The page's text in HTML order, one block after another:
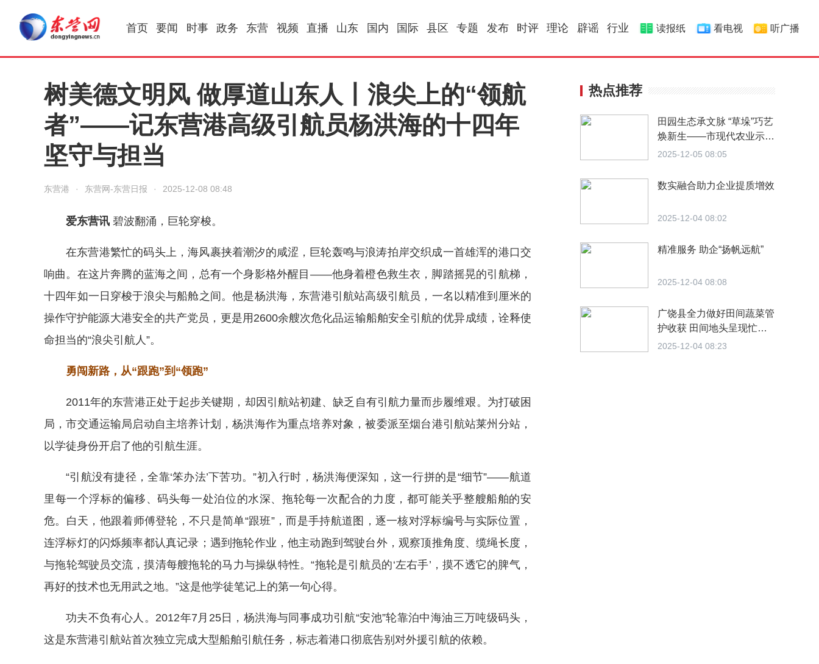
首页 要闻 时事 政务 东营 视频 直播 山东 国内 国际 县区 专题 发布 时评 理论 辟谣 行业 读报纸 看电视 听广播
树美德文明风 做厚道山东人丨浪尖上的“领航
者”——记东营港高级引航员杨洪海的十四年
坚守与担当
东营港 · 东营网-东营日报 · 2025-12-08 08:48
爱东营讯 碧波翻涌，巨轮穿梭。
在东营港繁忙的码头上，海风裹挟着潮汐的咸涩，巨轮轰鸣与浪涛拍岸交织成一首雄浑的港口交
响曲。在这片奔腾的蓝海之间，总有一个身影格外醒目——他身着橙色救生衣，脚踏摇晃的引航梯，
十四年如一日穿梭于浪尖与船舱之间。他是杨洪海，东营港引航站高级引航员，一名以精准到厘米的
操作守护能源大港安全的共产党员，更是用2600余艘次危化品运输船舶安全引航的优异成绩，诠释使
命担当的“浪尖引航人”。
勇闯新路，从“跟跑”到“领跑”
2011年的东营港正处于起步关键期，却因引航站初建、缺乏自有引航力量而步履维艰。为打破困
局，市交通运输局启动自主培养计划，杨洪海作为重点培养对象，被委派至烟台港引航站莱州分站，
以学徒身份开启了他的引航生涯。
“引航没有捷径，全靠‘笨办法’下苦功。”初入行时，杨洪海便深知，这一行拼的是“细节”——航道
里每一个浮标的偏移、码头每一处泊位的水深、拖轮每一次配合的力度，都可能关乎整艘船舶的安
危。白天，他跟着师傅登轮，不只是简单“跟班”，而是手持航道图，逐一核对浮标编号与实际位置，
连浮标灯的闪烁频率都认真记录；遇到拖轮作业，他主动跑到驾驶台外，观察顶推角度、缆绳长度，
与拖轮驾驶员交流，摸清每艘拖轮的马力与操纵特性。“拖轮是引航员的‘左右手’，摸不透它的脾气，
再好的技术也无用武之地。”这是他学徒笔记上的第一句心得。
功夫不负有心人。2012年7月25日，杨洪海与同事成功引航“安池”轮靠泊中海油三万吨级码头，
这是东营港引航站首次独立完成大型船舶引航任务，标志着港口彻底告别对外援引航的依赖。
热点推荐
田园生态承文脉 “草垛”巧艺
焕新生——市现代农业示范
区以文创之力赋能高质量发
2025-12-05 08:05
数实融合助力企业提质增效
2025-12-04 08:02
精准服务 助企“扬帆远航”
2025-12-04 08:08
广饶县全力做好田间蔬菜管
护收获 田间地头呈现忙碌
景象
2025-12-04 08:23